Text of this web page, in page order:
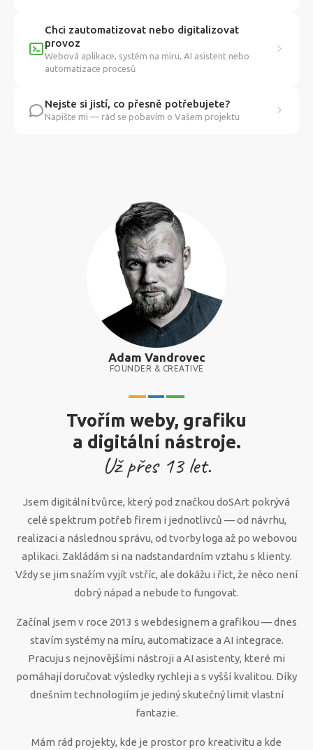
Chci zautomatizovat nebo digitalizovat
provoz
Webová aplikace, systém na míru, AI asistent nebo
automatizace procesů
Nejste si jistí, co přesně potřebujete?
Napište mi — rád se pobavím o Vašem projektu
Adam Vandrovec
FOUNDER & CREATIVE
Tvořím weby, grafiku
a digitální nástroje.
Už přes 13let.
Jsem digitální tvůrce, který pod značkou doSArt pokrývá
celé spektrum potřeb firem i jednotlivců — od návrhu,
realizaci a následnou správu, od tvorby loga až po webovou
aplikaci. Zakládám si na nadstandardním vztahu s klienty.
Vždy se jim snažím vyjít vstříc, ale dokážu i říct, že něco není
dobrý nápad a nebude to fungovat.
Začínal jsem v roce 2013 s webdesignem a grafikou — dnes
stavím systémy na míru, automatizace a AI integrace.
Pracuju s nejnovějšími nástroji a AI asistenty, které mi
pomáhají doručovat výsledky rychleji a s vyšší kvalitou. Díky
dnešním technologiím je jediný skutečný limit vlastní
fantazie.
Mám rád projekty, kde je prostor pro kreativitu a kde